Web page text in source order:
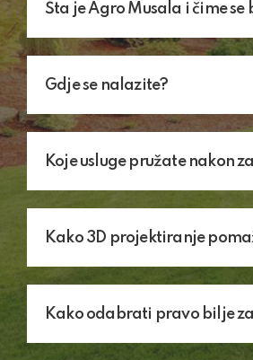
Šta je Agro Musala i čime se
Gdje se nalazite?
Koje usluge pružate nakon
Kako 3D projektiranje
Kako odabrati pravo bilje